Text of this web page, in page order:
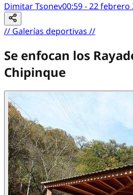
Dimitar Tsonev00:59 - 22 febrero
// Galerías deportivas //
Se enfocan los
Chipinque